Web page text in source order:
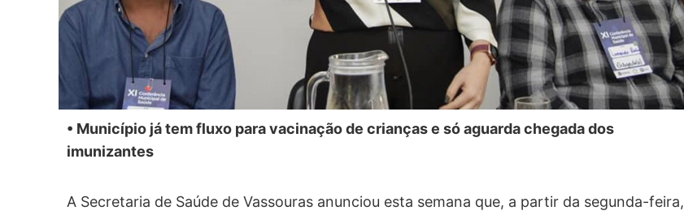
• Município já tem fluxo para vacinação de crianças e só aguarda chegada dos
imunizantes
A Secretaria de Saúde de Vassouras anunciou esta semana que, a partir da segunda-feira,